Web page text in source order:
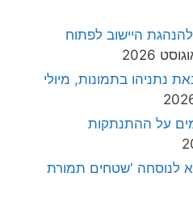
היישוב לפתוח
נתניהו בתמונות, מיולי
על ההתנתקות
לנוסחה 'שטחים תמורת